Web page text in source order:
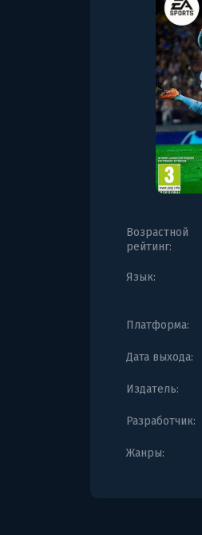
Возрастной
рейтинг:
Язык:
Платформа:
Дата выхода:
Издатель:
Разработчик:
Жанры: